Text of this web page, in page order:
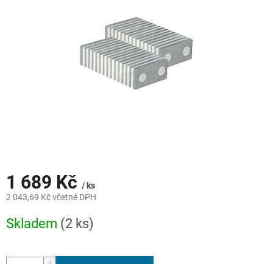
1 689 Kč / ks
2 043,69 Kč včetně DPH
cena:
Skladem (2 ks)